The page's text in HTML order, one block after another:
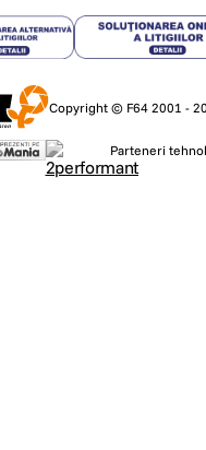
interna
aberatiilor obiectivului
Copyright © F64 2001 -
Parteneri